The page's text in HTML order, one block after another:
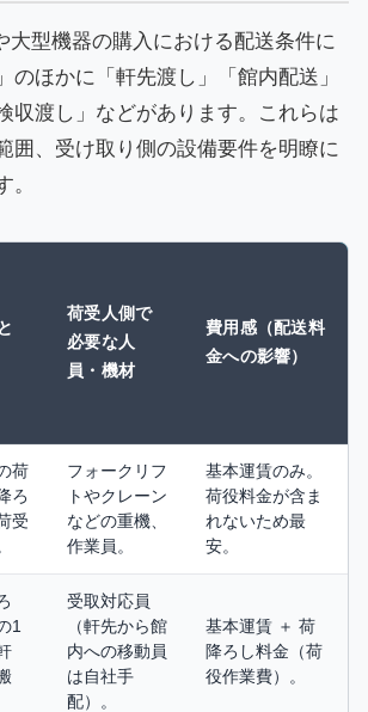
大型機器の購入における配送条件に
のほかに「軒先渡し」「館内配送」
収渡し」などがあります。これらは
囲、受け取り側の設備要件を明瞭に
。
荷受人側で
必要な人
員・機材
費用感（配送料
金への影響）
荷
ろ
受
フォークリフ
トやクレーン
などの重機、
作業員。
基本運賃のみ。
荷役料金が含ま
れないため最
安。
1
受取対応員
（軒先から館
内への移動員
は自社手
配）。
基本運賃 ＋ 荷
降ろし料金（荷
役作業費）。